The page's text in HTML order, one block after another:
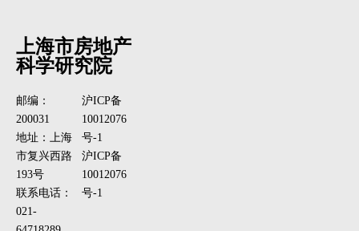
上海市房地产
科学研究院
邮编：
200031
地址：上海
市复兴西路
193号
联系电话：
021-
沪ICP备
10012076
号-1
沪ICP备
10012076
号-1